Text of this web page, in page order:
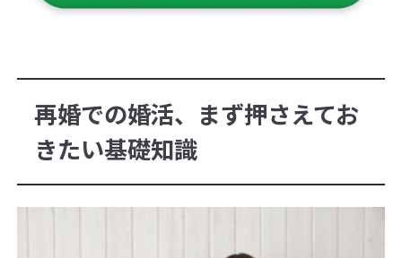
再婚での婚活、まず押さえてお
きたい基礎知識